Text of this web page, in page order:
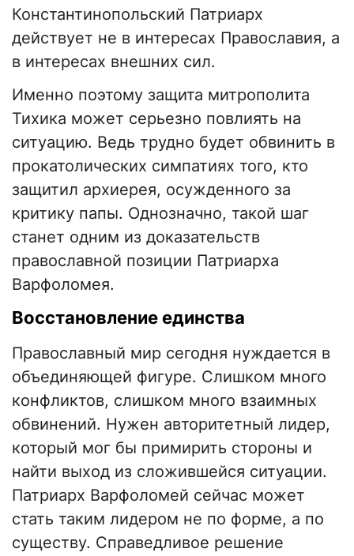
Константинопольский Патриарх
действует не в интересах Православия, а
в интересах внешних сил.
Именно поэтому защита митрополита
Тихика может серьезно повлиять на
ситуацию. Ведь трудно будет обвинить в
прокатолических симпатиях того, кто
защитил архиерея, осужденного за
критику папы. Однозначно, такой шаг
станет одним из доказательств
православной позиции Патриарха
Варфоломея.
Восстановление единства
Православный мир сегодня нуждается в
объединяющей фигуре. Слишком много
конфликтов, слишком много взаимных
обвинений. Нужен авторитетный лидер,
который мог бы примирить стороны и
найти выход из сложившейся ситуации.
Патриарх Варфоломей сейчас может
стать таким лидером не по форме, а по
существу. Справедливое решение